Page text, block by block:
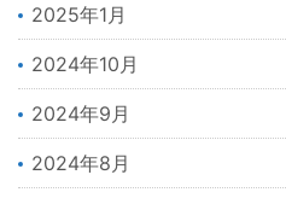
2025年1月
2024年10月
2024年9月
2024年8月